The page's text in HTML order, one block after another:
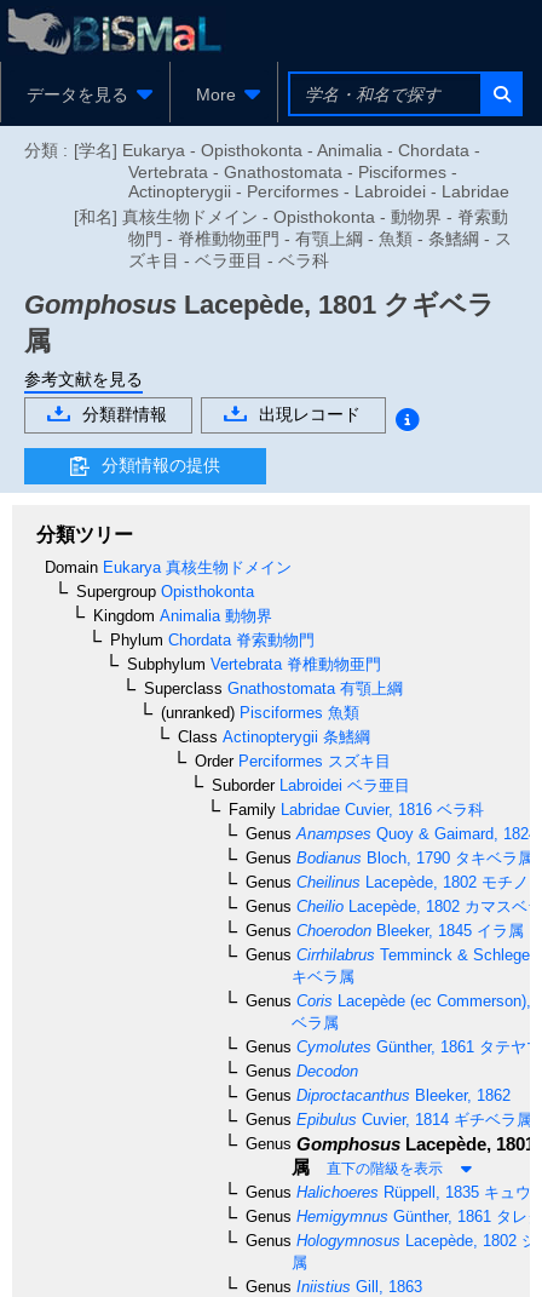
データを見る More
分類 : [学名] Eukarya - Opisthokonta - Animalia - Chordata -
Vertebrata - Gnathostomata - Pisciformes -
Actinopterygii - Perciformes - Labroidei - Labridae
[和名] 真核生物ドメイン - Opisthokonta - 動物界 - 脊索動
物門 - 脊椎動物亜門 - 有顎上綱 - 魚類 - 条鰭綱 - ス
ズキ目 - ベラ亜目 - ベラ科
Gomphosus Lacepède, 1801 クギベラ
属
参考文献を見る
分類群情報
出現レコード
分類情報の提供
分類ツリー
Domain Eukarya 真核生物ドメイン
Supergroup Opisthokonta
Kingdom Animalia 動物界
Phylum Chordata 脊索動物門
Subphylum Vertebrata 脊椎動物亜門
Superclass Gnathostomata 有顎上綱
(unranked) Pisciformes 魚類
Class Actinopterygii 条鰭綱
OrderPerciformes スズキ目
SuborderLabroidei ベラ亜目
Family Labridae Cuvier, 1816 ベラ科
Genus Anampses Quoy & Gaimard, 1824
Genus Bodianus Bloch, 1790 タキベラ属
Genus Cheilinus Lacepède, 1802 モチノ
Genus Cheilio Lacepède, 1802 カマスベ
Genus Choerodon Bleeker, 1845 イラ属
Genus Cirrhilabrus Temminck & Schlegel,
キベラ属
Genus Coris Lacepède (ec Commerson),
ベラ属
Genus Cymolutes Günther, 1861 タテヤ
Genus Decodon
Genus Diproctacanthus Bleeker, 1862
Genus Epibulus Cuvier, 1814 ギチベラ属
Genus Gomphosus Lacepède, 1801
属
直下の階級を表示
Genus Halichoeres Rüppell, 1835 キュウ
Genus Hemigymnus Günther, 1861 タレ
Genus Hologymnosus Lacepède, 1802 シ
属
Genus Iniistius Gill, 1863